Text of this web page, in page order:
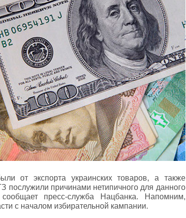
от экспорта украинских товаров, а также
послужили причинами нетипичного для данного
пресс-служба Нацбанка. Напомним,
с началом избирательной кампании.